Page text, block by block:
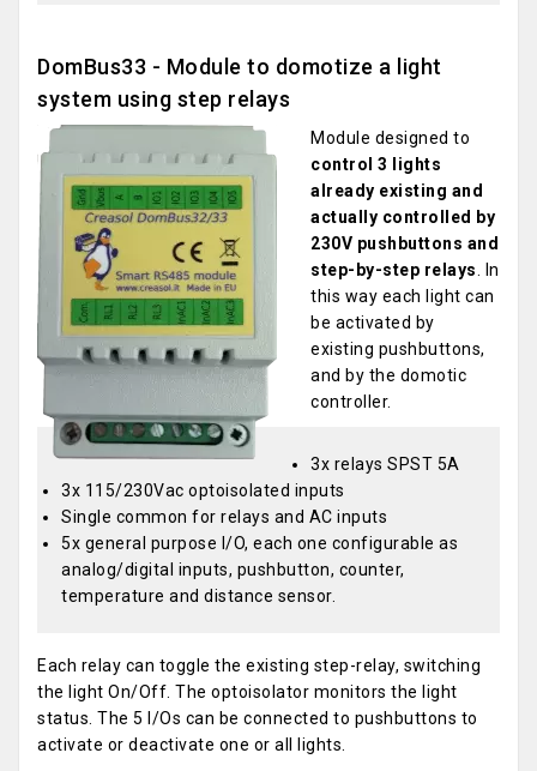
DomBus33 - Module to domotize a light
system using step relays
Module designed to
control 3 lights
already existing and
actually controlled by
230V pushbuttons and
step-by-step relays . In
this way each light can
be activated by
existing pushbuttons,
and by the domotic
controller.
3x relays SPST 5A
3x 115/230Vac optoisolated inputs
Single common for relays and AC inputs
5x general purpose I/O, each one configurable as
analog/digital inputs, pushbutton, counter,
temperature and distance sensor.
Each relay can toggle the existing step-relay, switching
the light On/Off. The optoisolator monitors the light
status. The 5 I/Os can be connected to pushbuttons to
activate or deactivate one or all lights.